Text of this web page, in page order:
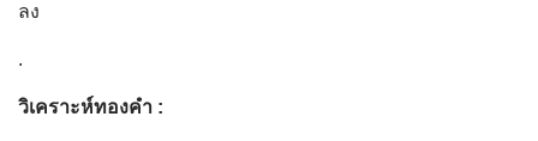
ลง
.
วิเคราะห์ทองคำ :